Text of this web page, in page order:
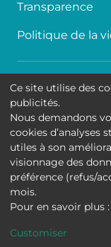
Transparence
Politique de la
Accessibilité
Contact
Cookies
Mentions légales
Hôpital
Ce site utilise des
publicités.
Nous demandons
cookies d’analyses
utiles à son
visionnage des
préférence (refus/
mois.
Pour en savoir plus :
Customiser